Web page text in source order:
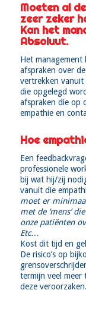
Moeten al
zeer zeker
Kan het
Absoluut.
Het management
afspraken over
vertrekken vanuit
die opgelegd
afspraken die op
empathie en
Hoe
Een
professionele
bij wat hij/zij
vanuit die
moet er minimaal
met de ‘mens’
onze patiënten
Etc…
Kost dit tijd en
De risico’s op
termijn veel meer
deze veroorzaken.